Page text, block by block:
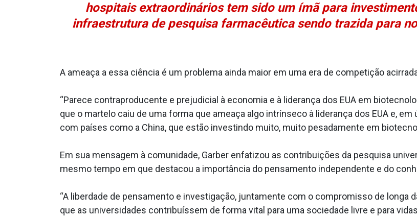
hospitais extraordinários tem sido um ímã para
infraestrutura de pesquisa farmacêutica sendo trazida para
A ameaça a essa ciência é um problema ainda maior em uma era de competição
“Parece contraproducente e prejudicial à economia e à liderança dos EUA em
que o martelo caiu de uma forma que ameaça algo intrínseco à liderança dos EUA e,
com países como a China, que estão investindo muito, muito pesadamente em
Em sua mensagem à comunidade, Garber enfatizou as contribuições da pesquisa
mesmo tempo em que destacou a importância do pensamento independente e do
“A liberdade de pensamento e investigação, juntamente com o compromisso de longa
que as universidades contribuíssem de forma vital para uma sociedade livre e para